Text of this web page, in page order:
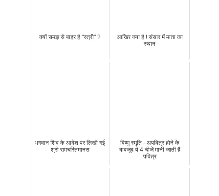
क्यों समझ से बाहर है "स्त्री" ?
आखिर क्या है ! संसार में माता का
स्थान
भगवान शिव के आदेश पर लिखी गई
श्री रामचरितमानस
विष्णु स्मृति - अपवित्र होने के
बावजूद ये 4 चीजें मानी जाती हैं
पवित्र